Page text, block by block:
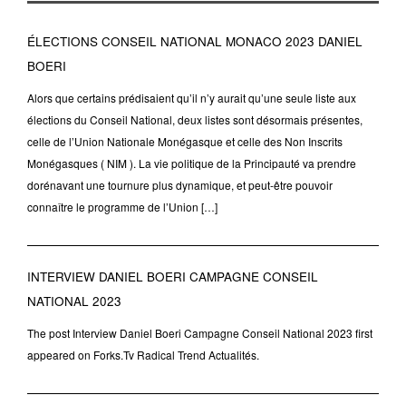
ÉLECTIONS CONSEIL NATIONAL MONACO 2023 DANIEL
BOERI
Alors que certains prédisaient qu’il n’y aurait qu’une seule liste aux
élections du Conseil National, deux listes sont désormais présentes,
celle de l’Union Nationale Monégasque et celle des Non Inscrits
Monégasques ( NIM ). La vie politique de la Principauté va prendre
dorénavant une tournure plus dynamique, et peut-être pouvoir
connaître le programme de l’Union […]
INTERVIEW DANIEL BOERI CAMPAGNE CONSEIL
NATIONAL 2023
The post Interview Daniel Boeri Campagne Conseil National 2023 first
appeared on Forks.Tv Radical Trend Actualités.